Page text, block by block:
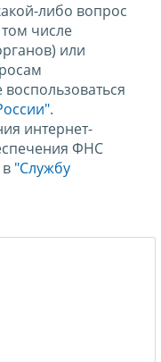
либо вопрос
числе
или
.
интернет-
ФНС
"Службу